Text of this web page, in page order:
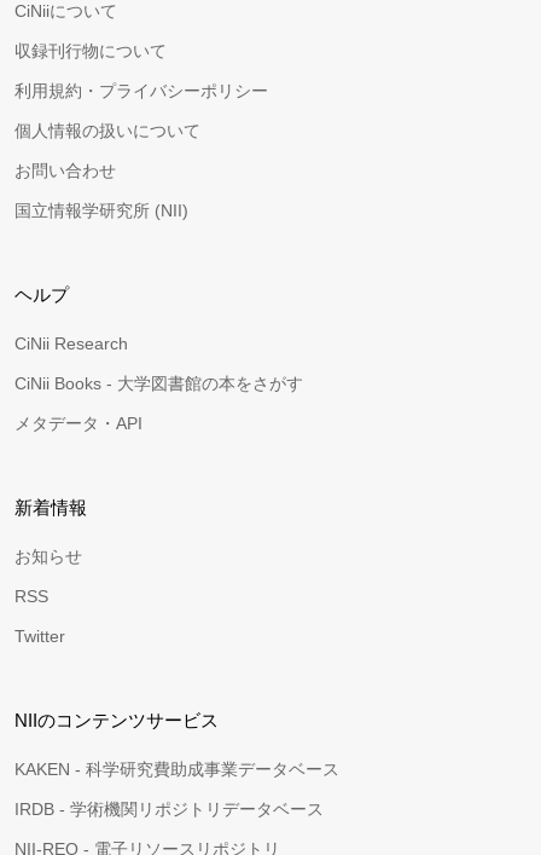
CiNiiについて
収録刊行物について
利用規約・プライバシーポリシー
個人情報の扱いについて
お問い合わせ
国立情報学研究所 (NII)
ヘルプ
CiNii Research
CiNii Books - 大学図書館の本をさがす
メタデータ・API
新着情報
お知らせ
RSS
Twitter
NIIのコンテンツサービス
KAKEN - 科学研究費助成事業データベース
IRDB - 学術機関リポジトリデータベース
NII-REO - 電子リソースリポジトリ